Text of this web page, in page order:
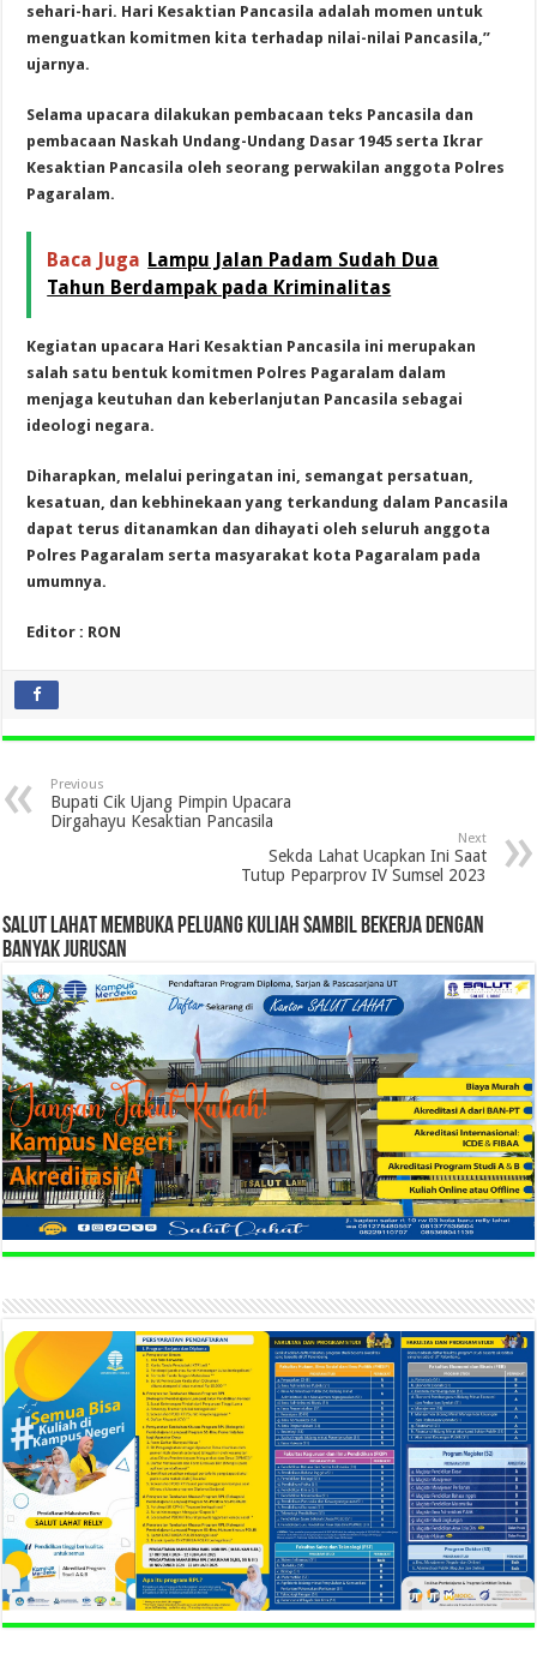
sehari-hari. Hari Kesaktian Pancasila adalah momen untuk
menguatkan komitmen kita terhadap nilai-nilai Pancasila,”
ujarnya.
Selama upacara dilakukan pembacaan teks Pancasila dan
pembacaan Naskah Undang-Undang Dasar 1945 serta Ikrar
Kesaktian Pancasila oleh seorang perwakilan anggota Polres
Pagaralam.
Baca Juga Lampu Jalan Padam Sudah Dua
Tahun Berdampak pada Kriminalitas
Kegiatan upacara Hari Kesaktian Pancasila ini merupakan
salah satu bentuk komitmen Polres Pagaralam dalam
menjaga keutuhan dan keberlanjutan Pancasila sebagai
ideologi negara.
Diharapkan, melalui peringatan ini, semangat persatuan,
kesatuan, dan kebhinekaan yang terkandung dalam Pancasila
dapat terus ditanamkan dan dihayati oleh seluruh anggota
Polres Pagaralam serta masyarakat kota Pagaralam pada
umumnya.
Editor : RON
Previous
Bupati Cik Ujang Pimpin Upacara
Dirgahayu Kesaktian Pancasila
Next
Sekda Lahat Ucapkan Ini Saat
Tutup Peparprov IV Sumsel 2023
SALUT LAHAT MEMBUKA PELUANG KULIAH SAMBIL BEKERJA DENGAN
BANYAK JURUSAN